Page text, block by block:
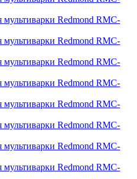
мультиварки Redmond RMC-
мультиварки Redmond RMC-
мультиварки Redmond RMC-
мультиварки Redmond RMC-
мультиварки Redmond RMC-
мультиварки Redmond RMC-
мультиварки Redmond RMC-
мультиварки Redmond RMC-